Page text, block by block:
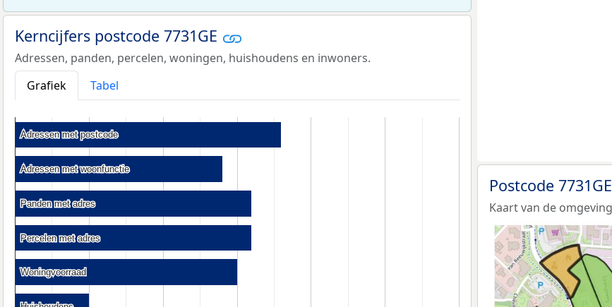
Kerncijfers postcode 7731GE
Adressen, panden, percelen, woningen, huishoudens en inwoners.
Grafiek
Tabel
Adressen met postcode
Adressen met postcode
Adressen met woonfunctie
Adressen met woonfunctie
Panden met adres
Panden met adres
Percelen met adres
Percelen met adres
Woningvoorraad
Woningvoorraad
Postcode
Kaart van de